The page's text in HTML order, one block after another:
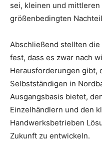
sei, kleinen und
größenbedingten
Abschließend stellten
fest, dass es zwar nach
Herausforderungen gibt,
Selbstständigen in
Ausgangsbasis bietet,
Einzelhändlern und den
Handwerksbetrieben
Zukunft zu entwickeln.